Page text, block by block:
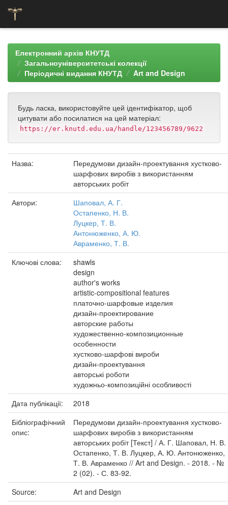
navigationЕлектронний архів КНУТД
Загальноуніверситетські колекції
Періодичні видання КНУТД
Art and Design
Будь ласка, використовуйте цей ідентифікатор, щоб
цитувати або посилатися на цей матеріал:
https://er.knutd.edu.ua/handle/123456789/9622
Назва:
Передумови дизайн-проектування хустково-
шарфових виробів з використанням
авторських робіт
Автори:
Шаповал, А. Г.
Остапенко, Н. В.
Луцкер, Т. В.
Антонюженко, А. Ю.
Авраменко, Т. В.
Ключові слова:
shawls
design
author's works
artistic-compositional features
платочно-шарфовые изделия
дизайн-проектирование
авторские работы
художественно-композиционные
особенности
хустково-шарфові вироби
дизайн-проектування
авторські роботи
художньо-композиційні особливості
Дата публікації:
2018
Бібліографічний
опис:
Передумови дизайн-проектування хустково-
шарфових виробів з використанням
авторських робіт [Текст] / А. Г. Шаповал, Н. В.
Остапенко, Т. В. Луцкер, А. Ю. Антонюженко,
Т. В. Авраменко // Art and Design. - 2018. - №
2 (02). - С. 83-92.
Source:
Art and Design